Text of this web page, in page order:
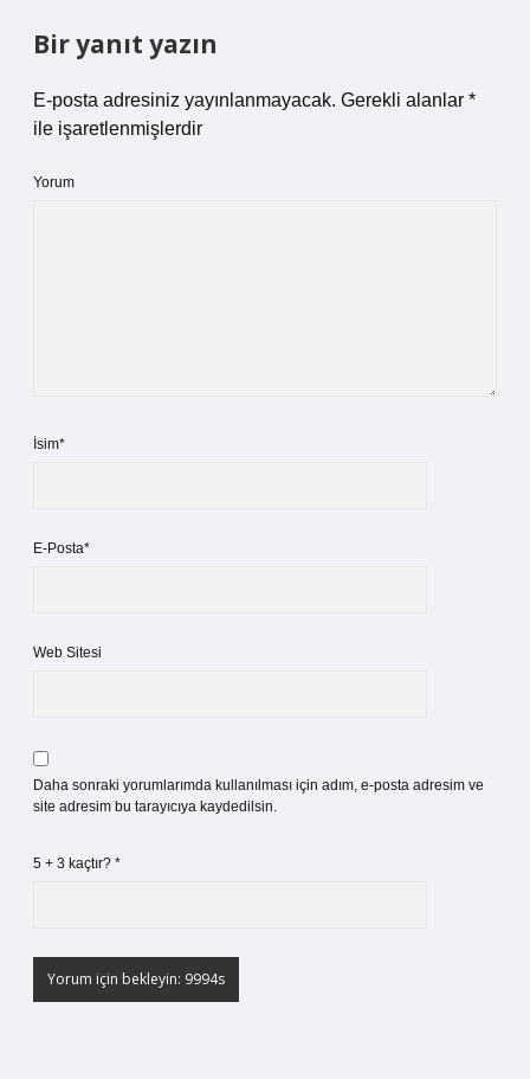
Bir yanıt yazın
E-posta adresiniz yayınlanmayacak. Gerekli alanlar *
ile işaretlenmişlerdir
Yorum
İsim*
E-Posta*
Web Sitesi
Daha sonraki yorumlarımda kullanılması için adım, e-posta adresim ve
site adresim bu tarayıcıya kaydedilsin.
5 + 3 kaçtır? *